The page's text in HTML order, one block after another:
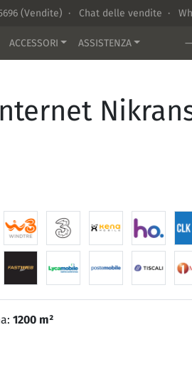
(Vendite) · Chat delle vendite ·
ACCESSORI ASSISTENZA
1200 m²